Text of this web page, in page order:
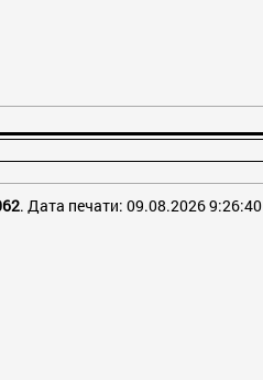
. Дата печати: 09.08.2026 9:26:40